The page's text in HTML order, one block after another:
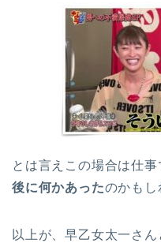
とは言えこの場合は仕
後に何かあったのかもし
以上が、早乙女太一さ